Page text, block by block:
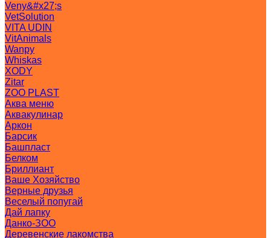
Veny&#x27;s
VetSolution
VITA UDIN
VitAnimals
Wanpy
Whiskas
XODY
Zitar
ZOO PLAST
Аква меню
Аквакулинар
Аркон
Барсик
Башпласт
Белком
Бриллиант
Ваше Хозяйство
Верные друзья
Веселый попугай
Дай лапку
Данко-ЗОО
Деревенские лакомства